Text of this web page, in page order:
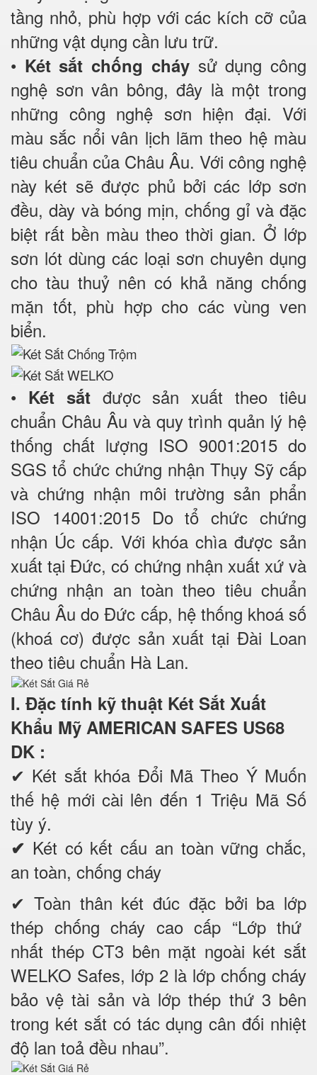
tầng nhỏ, phù hợp với các kích cỡ của
những vật dụng cần lưu trữ.
• Két sắt chống cháysử dụng công
nghệ sơn vân bông, đây là một trong
những công nghệ sơn hiện đại. Với
màu sắc nổi vân lịch lãm theo hệ màu
tiêu chuẩn của Châu Âu. Với công nghệ
này két sẽ được phủ bởi các lớp sơn
đều, dày và bóng mịn, chống gỉ và đặc
biệt rất bền màu theo thời gian. Ở lớp
sơn lót dùng các loại sơn chuyên dụng
cho tàu thuỷ nên có khả năng chống
mặn tốt, phù hợp cho các vùng ven
biển.
• Két sắtđược sản xuất theo tiêu
chuẩn Châu Âu và quy trình quản lý hệ
thống chất lượng ISO 9001:2015 do
SGS tổ chức chứng nhận Thụy Sỹ cấp
và chứng nhận môi trường sản phẩn
ISO 14001:2015 Do tổ chức chứng
nhận Úc cấp. Với khóa chìa được sản
xuất tại Đức, có chứng nhận xuất xứ và
chứng nhận an toàn theo tiêu chuẩn
Châu Âu do Đức cấp, hệ thống khoá số
(khoá cơ) được sản xuất tại Đài Loan
theo tiêu chuẩn Hà Lan.
I. Đặc tính kỹ thuật Két Sắt Xuất
Khẩu Mỹ AMERICAN SAFES US68
DK :
✔ Két sắt khóa Đổi Mã Theo Ý Muốn
thế hệ mới cài lên đến 1 Triệu Mã Số
tùy ý.
✔ Két có kết cấu an toàn vững chắc,
an toàn, chống cháy
✔ Toàn thân két đúc đặc bởi ba lớp
thép chống cháy cao cấp “Lớp thứ
nhất thép CT3 bên mặt ngoài két sắt
WELKO Safes, lớp 2 là lớp chống cháy
bảo vệ tài sản và lớp thép thứ 3 bên
trong két sắt có tác dụng cân đối nhiệt
độ lan toả đều nhau”.